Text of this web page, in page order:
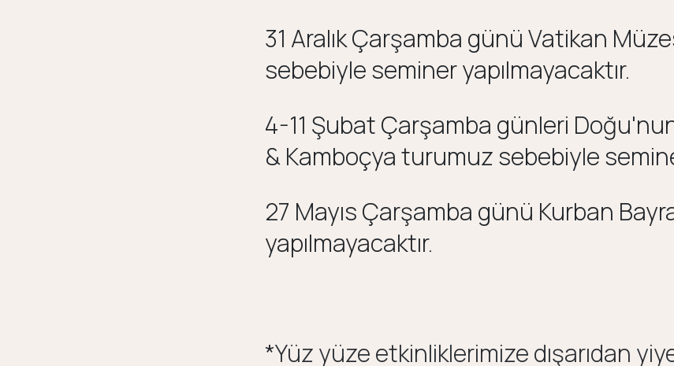
31 Aralık Çarşamba günü Vatikan
sebebiyle seminer yapılmayacaktır.
4-11 Şubat Çarşamba günleri
& Kamboçya turumuz sebebiyle
27 Mayıs Çarşamba günü Kurban
yapılmayacaktır.
*Yüz yüze etkinliklerimize dışarıdan